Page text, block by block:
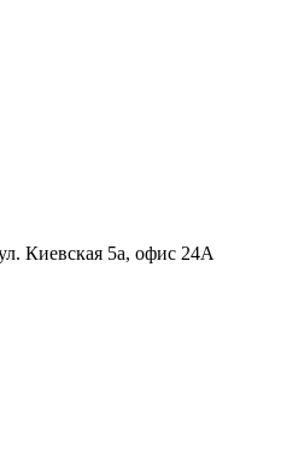
Киевская 5а, офис 24А